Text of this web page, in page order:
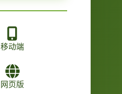
移动端
网页版